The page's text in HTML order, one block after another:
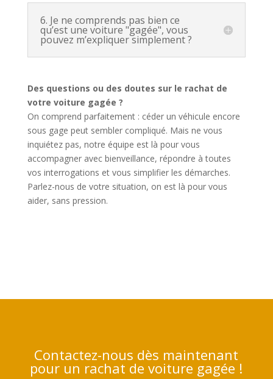
6. Je ne comprends pas bien ce
qu’est une voiture "gagée", vous
pouvez m’expliquer simplement ?
Des questions ou des doutes sur le rachat de
votre voiture gagée ?
On comprend parfaitement : céder un véhicule encore
sous gage peut sembler compliqué. Mais ne vous
inquiétez pas, notre équipe est là pour vous
accompagner avec bienveillance, répondre à toutes
vos interrogations et vous simplifier les démarches.
Parlez-nous de votre situation, on est là pour vous
aider, sans pression.
Contactez-nous dès maintenant
pour un rachat de voiture gagée !